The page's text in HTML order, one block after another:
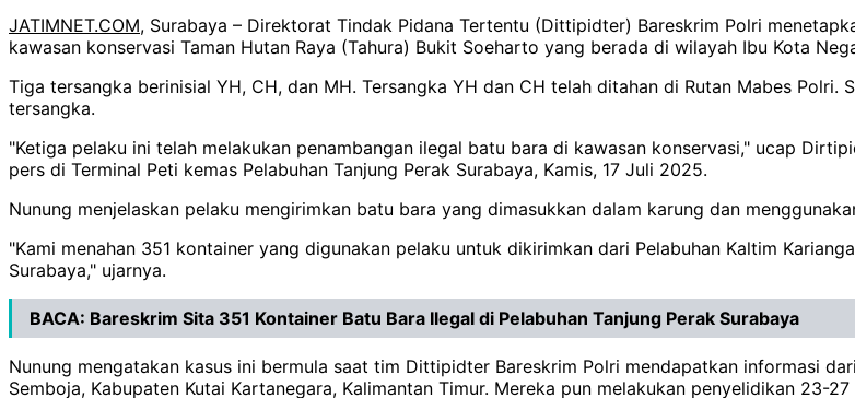
JATIMNET.COM, Surabaya – Direktorat Tindak Pidana Tertentu (Dittipidter) Bareskrim Polri
kawasan konservasi Taman Hutan Raya (Tahura) Bukit Soeharto yang berada di wilayah Ibu Kota
Tiga tersangka berinisial YH, CH, dan MH. Tersangka YH dan CH telah ditahan di Rutan Mabes Polri.
tersangka.
"Ketiga pelaku ini telah melakukan penambangan ilegal batu bara di kawasan konservasi," ucap
pers di Terminal Peti kemas Pelabuhan Tanjung Perak Surabaya, Kamis, 17 Juli 2025.
Nunung menjelaskan pelaku mengirimkan batu bara yang dimasukkan dalam karung dan
"Kami menahan 351 kontainer yang digunakan pelaku untuk dikirimkan dari Pelabuhan Kaltim
Surabaya," ujarnya.
BACA: Bareskrim Sita 351 Kontainer Batu Bara Ilegal di Pelabuhan Tanjung Perak Surabaya
Nunung mengatakan kasus ini bermula saat tim Dittipidter Bareskrim Polri mendapatkan informasi
Semboja, Kabupaten Kutai Kartanegara, Kalimantan Timur. Mereka pun melakukan penyelidikan 23-